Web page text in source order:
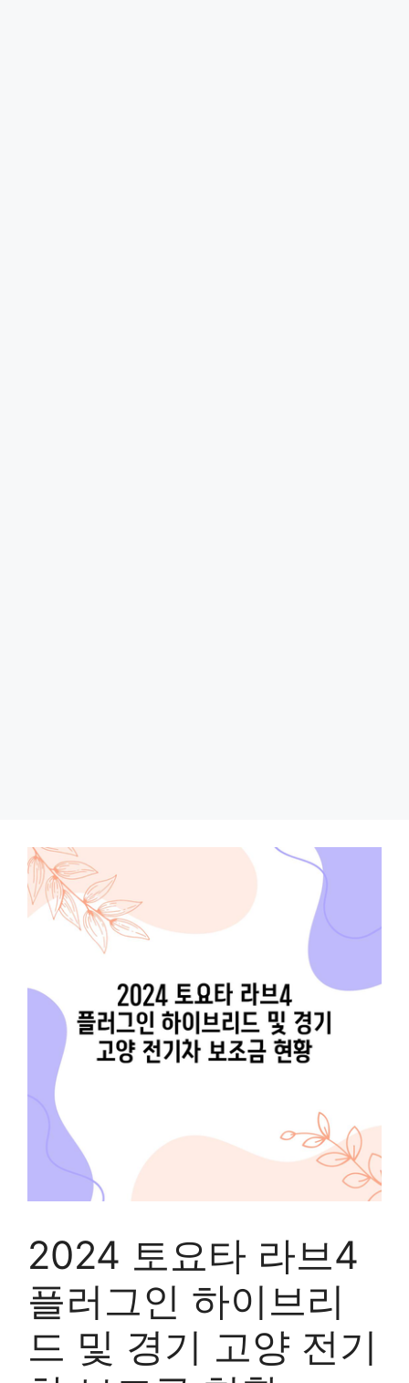
2024 토요타 라브4
플러그인 하이브리
드 및 경기 고양 전기